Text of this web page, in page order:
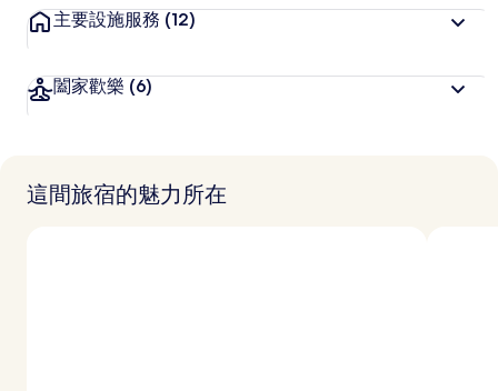
主要設施服務 (12)
闔家歡樂 (6)
這間旅宿的魅力所在